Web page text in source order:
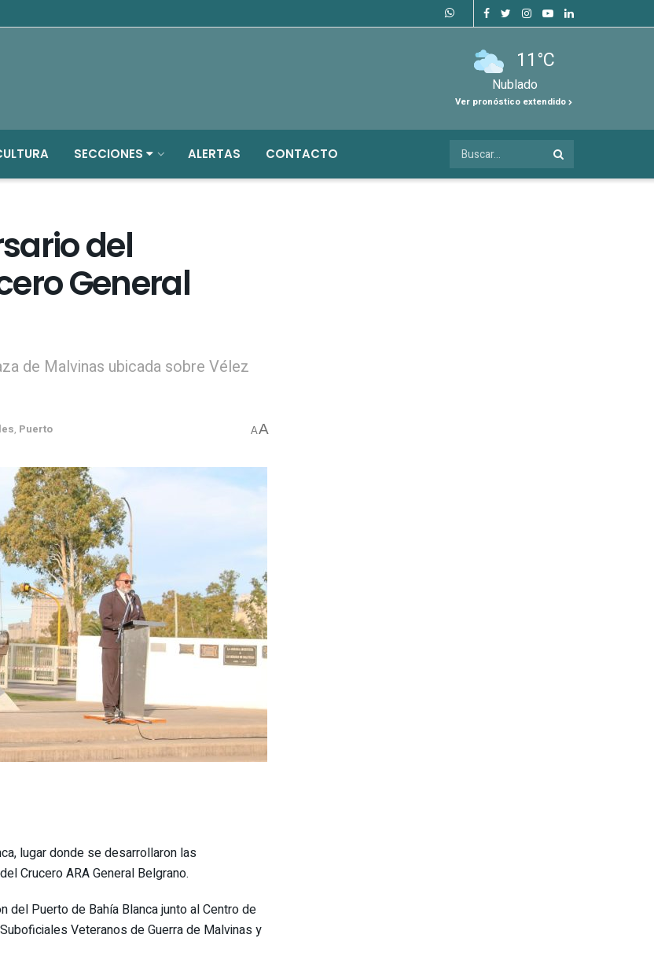
11°C
Nublado
Ver pronóstico extendido
SECCIONES ALERTAS CONTACTO
del
General
de Malvinas ubicada sobre Vélez
, Puerto AA
lugar donde se desarrollaron las
Crucero ARA General Belgrano.
Puerto de Bahía Blanca junto al Centro de
Veteranos de Guerra de Malvinas y